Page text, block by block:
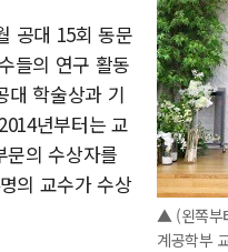
▲ (왼쪽부
계공학부
공대 15회 동문
들의 연구 활동
대 학술상과 기
년부터는 교
의 수상자를
의 교수가 수상